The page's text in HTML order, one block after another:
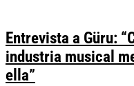
Entrevista a Güru:
industria musical
ella”